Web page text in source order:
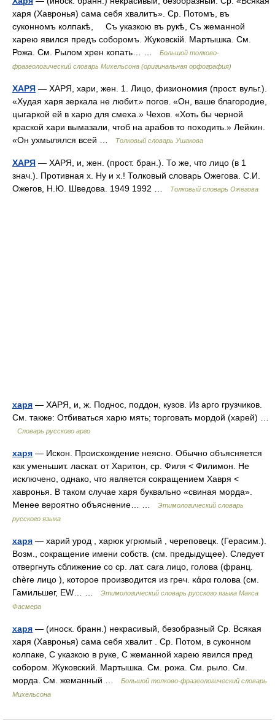
харя (Хавронья) сама себя хвалитъ». Ср. Потомъ, въ
суконномъ колпакѣ, Съ указкою въ рукѣ, Съ жеманной
харею явился предъ соборомъ. Жуковскій. Мартышка. См.
Рожа. См. Рылом хрен копать… …
Большой толково-
фразеологический словарь Михельсона (оригинальная орфография)
ХАРЯ — ХАРЯ, хари, жен. 1. Лицо, физиономия (прост. вульг.).
«Худая харя зеркала не любит.» погов. «Он, ваше благородие,
цыгаркой ей в харю для смеха.» Чехов. «Хоть бы черной
краской хари вымазали, чтоб на арабов то походить.» Лейкин.
«Он ухмылялся всей …
Толковый словарь Ушакова
ХАРЯ — ХАРЯ, и, жен. (прост. бран.). То же, что лицо (в 1
знач.). Противная х. Ну и х.! Толковый словарь Ожегова. С.И.
Ожегов, Н.Ю. Шведова. 1949 1992 …
Толковый словарь Ожегова
харя — ХАРЯ, и, ж. Поднос, поддон, кузов. Из арго грузчиков.
См. также: Отбиваться харю мять; торговать мордой (харей) …
Словарь русского арго
харя — Искон. Происхождение неясно. Обычно объясняется
как уменьшит. ласкат. от Харитон, ср. Филя < Филимон. Не
исключено, однако, что является сокращением Хавря <
хавронья. В таком случае харя буквально «свиная морда».
Менее вероятно объяснение… …
Этимологический словарь
русского языка
харя — харий урод , харюк угрюмый , череповецк. (Герасим.).
Возм., сокращение имени собств. (см. предыдущее). Следует
отвергнуть сближение со ср. лат. саrа лицо, голова (франц.
chère лицо ), которое производится из греч. κάρα голова (см.
Гамильшег, ЕW… …
Этимологический словарь русского языка Макса
Фасмера
харя — (иноск. бранн.) некрасивый, безобразный Ср. Всякая
харя (Хавронья) сама себя хвалит . Ср. Потом, в суконном
колпаке, С указкою в руке, С жеманной харею явился пред
собором. Жуковский. Мартышка. См. рожа. См. рыло. См.
морда. См. жеманный …
Большой толково-фразеологический словарь
Михельсона